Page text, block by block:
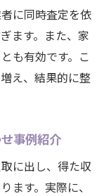
に同時査定を依
ます。また、家
も有効です。こ
え、結果的に整
事例紹介
に出し、得た収
ます。実際に、